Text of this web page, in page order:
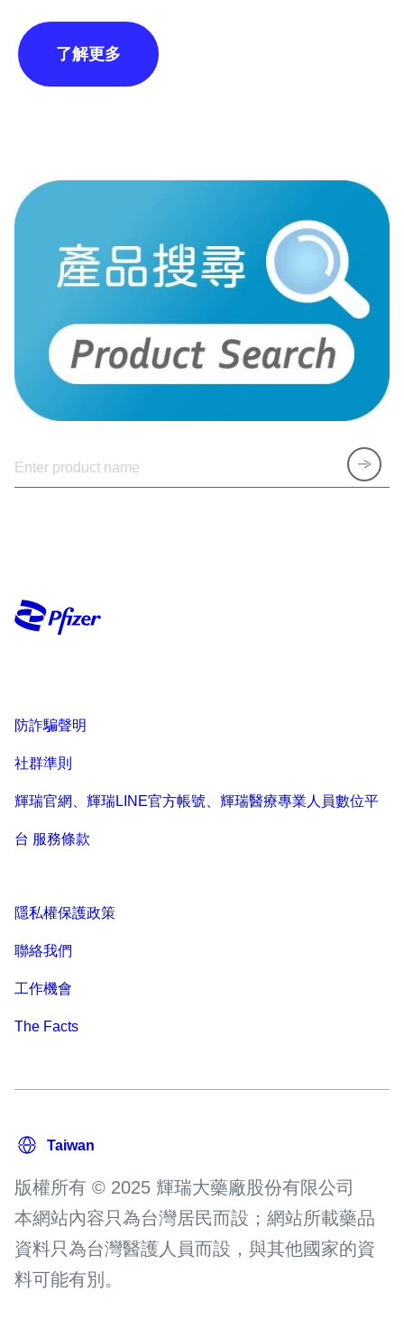
了解更多
防詐騙聲明
社群準則
輝瑞官網、輝瑞LINE官方帳號、輝瑞醫療專業人員數位平
台 服務條款
隱私權保護政策
聯絡我們
工作機會
The Facts
版權所有 © 2025 輝瑞大藥廠股份有限公司
本網站內容只為台灣居民而設；網站所載藥品
資料只為台灣醫護人員而設，與其他國家的資
料可能有別。